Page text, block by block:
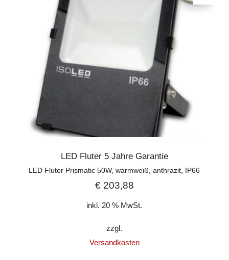
LED Fluter 5 Jahre Garantie
LED Fluter Prismatic 50W, warmweiß, anthrazit, IP66
€203,88
inkl. 20 % MwSt.
zzgl.
Versandkosten